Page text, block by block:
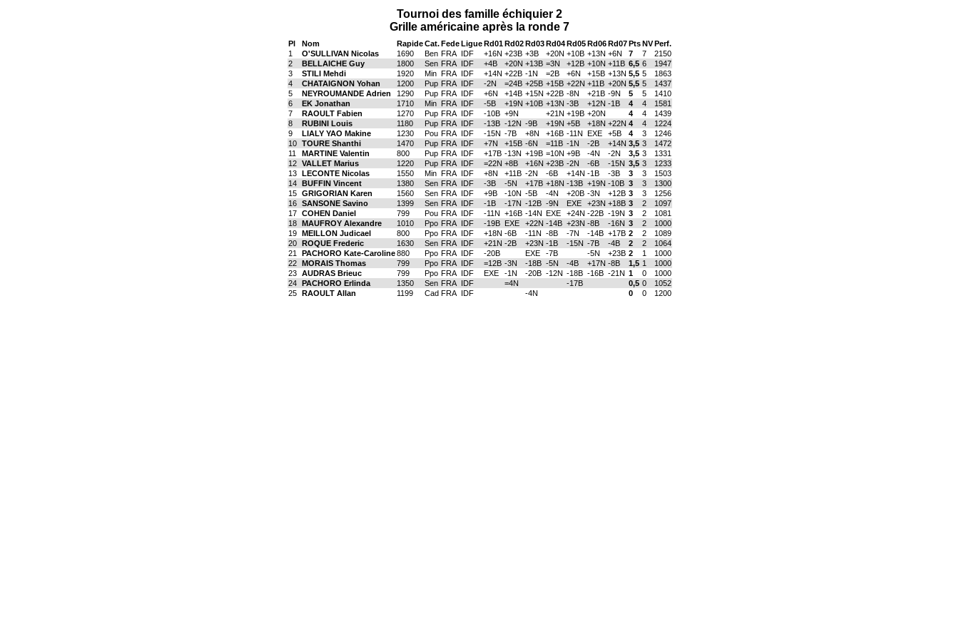
Tournoi des famille échiquier 2
Grille américaine après la ronde 7
Pl Nom Rapide Cat. Fede Ligue Rd01 Rd02 Rd03 Rd04 Rd05 Rd06 Rd07 Pts NV Perf.
1
O'SULLIVAN Nicolas 1690 Ben FRA IDF +16N +23B +3B +20N +10B +13N +6N 7 7
2150
2
BELLAICHE Guy 1800 Sen FRA IDF +4B +20N +13B =3N +12B +10N +11B 6,5 6
1947
3
STILI Mehdi 1920 Min FRA IDF +14N +22B -1N =2B +6N +15B +13N 5,5 5
1863
4
CHATAIGNON Yohan 1200 Pup FRA IDF -2N =24B +25B +15B +22N +11B +20N 5,5 5
1437
5
NEYROUMANDE Adrien 1290 Pup FRA IDF +6N +14B +15N +22B -8N +21B -9N 5 5
1410
6
EK Jonathan 1710 Min FRA IDF -5B +19N +10B +13N -3B +12N -1B 4 4
1581
7
RAOULT Fabien 1270 Pup FRA IDF -10B +9N +21N +19B +20N 4 4
1439
8
RUBINI Louis 1180 Pup FRA IDF -13B -12N -9B +19N +5B +18N +22N 4 4
1224
9
LIALY YAO Makine 1230 Pou FRA IDF -15N -7B +8N +16B -11N EXE +5B 4 3
1246
10
TOURE Shanthi 1470 Pup FRA IDF +7N +15B -6N =11B -1N -2B +14N 3,5 3
1472
11
MARTINE Valentin 800 Pup FRA IDF +17B -13N +19B =10N +9B -4N -2N 3,5 3
1331
12
VALLET Marius 1220 Pup FRA IDF =22N +8B +16N +23B -2N -6B -15N 3,5 3
1233
13
LECONTE Nicolas 1550 Min FRA IDF +8N +11B -2N -6B +14N -1B -3B 3 3
1503
14
BUFFIN Vincent 1380 Sen FRA IDF -3B -5N +17B +18N -13B +19N -10B 3 3
1300
15
GRIGORIAN Karen 1560 Sen FRA IDF +9B -10N -5B -4N +20B -3N +12B 3 3
1256
16
SANSONE Savino 1399 Sen FRA IDF -1B -17N -12B -9N EXE +23N +18B 3 2
1097
17
COHEN Daniel 799 Pou FRA IDF -11N +16B -14N EXE +24N -22B -19N 3 2
1081
18
MAUFROY Alexandre 1010 Ppo FRA IDF -19B EXE +22N -14B +23N -8B -16N 3 2
1000
19
MEILLON Judicael 800 Ppo FRA IDF +18N -6B -11N -8B -7N -14B +17B 2 2
1089
20
ROQUE Frederic 1630 Sen FRA IDF +21N -2B +23N -1B -15N -7B -4B 2 2
1064
21
PACHORO Kate-Caroline 880 Ppo FRA IDF -20B EXE -7B -5N +23B 2 1
1000
22
MORAIS Thomas 799 Ppo FRA IDF =12B -3N -18B -5N -4B +17N -8B 1,5 1
1000
23
AUDRAS Brieuc 799 Ppo FRA IDF EXE -1N -20B -12N -18B -16B -21N 1 0
1000
24
PACHORO Erlinda 1350 Sen FRA IDF =4N -17B 0,5 0
1052
25
RAOULT Allan 1199 Cad FRA IDF -4N 0 0 1200